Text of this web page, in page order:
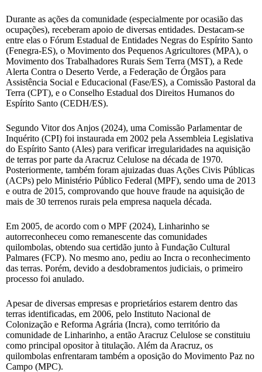
Durante as ações da comunidade (especialmente por ocasião das
ocupações), receberam apoio de diversas entidades. Destacam-se
entre elas o Fórum Estadual de Entidades Negras do Espírito Santo
(Fenegra-ES), o Movimento dos Pequenos Agricultores (MPA), o
Movimento dos Trabalhadores Rurais Sem Terra (MST), a Rede
Alerta Contra o Deserto Verde, a Federação de Órgãos para
Assistência Social e Educacional (Fase/ES), a Comissão Pastoral da
Terra (CPT), e o Conselho Estadual dos Direitos Humanos do
Espírito Santo (CEDH/ES).
Segundo Vitor dos Anjos (2024), uma Comissão Parlamentar de
Inquérito (CPI) foi instaurada em 2002 pela Assembleia Legislativa
do Espírito Santo (Ales) para verificar irregularidades na aquisição
de terras por parte da Aracruz Celulose na década de 1970.
Posteriormente, também foram ajuizadas duas Ações Civis Públicas
(ACPs) pelo Ministério Público Federal (MPF), sendo uma de 2013
e outra de 2015, comprovando que houve fraude na aquisição de
mais de 30 terrenos rurais pela empresa naquela década.
Em 2005, de acordo com o MPF (2024), Linharinho se
autorreconheceu como remanescente das comunidades
quilombolas, obtendo sua certidão junto à Fundação Cultural
Palmares (FCP). No mesmo ano, pediu ao Incra o reconhecimento
das terras. Porém, devido a desdobramentos judiciais, o primeiro
processo foi anulado.
Apesar de diversas empresas e proprietários estarem dentro das
terras identificadas, em 2006, pelo Instituto Nacional de
Colonização e Reforma Agrária (Incra), como território da
comunidade de Linharinho, a então Aracruz Celulose se constituiu
como principal opositor à titulação. Além da Aracruz, os
quilombolas enfrentaram também a oposição do Movimento Paz no
Campo (MPC).